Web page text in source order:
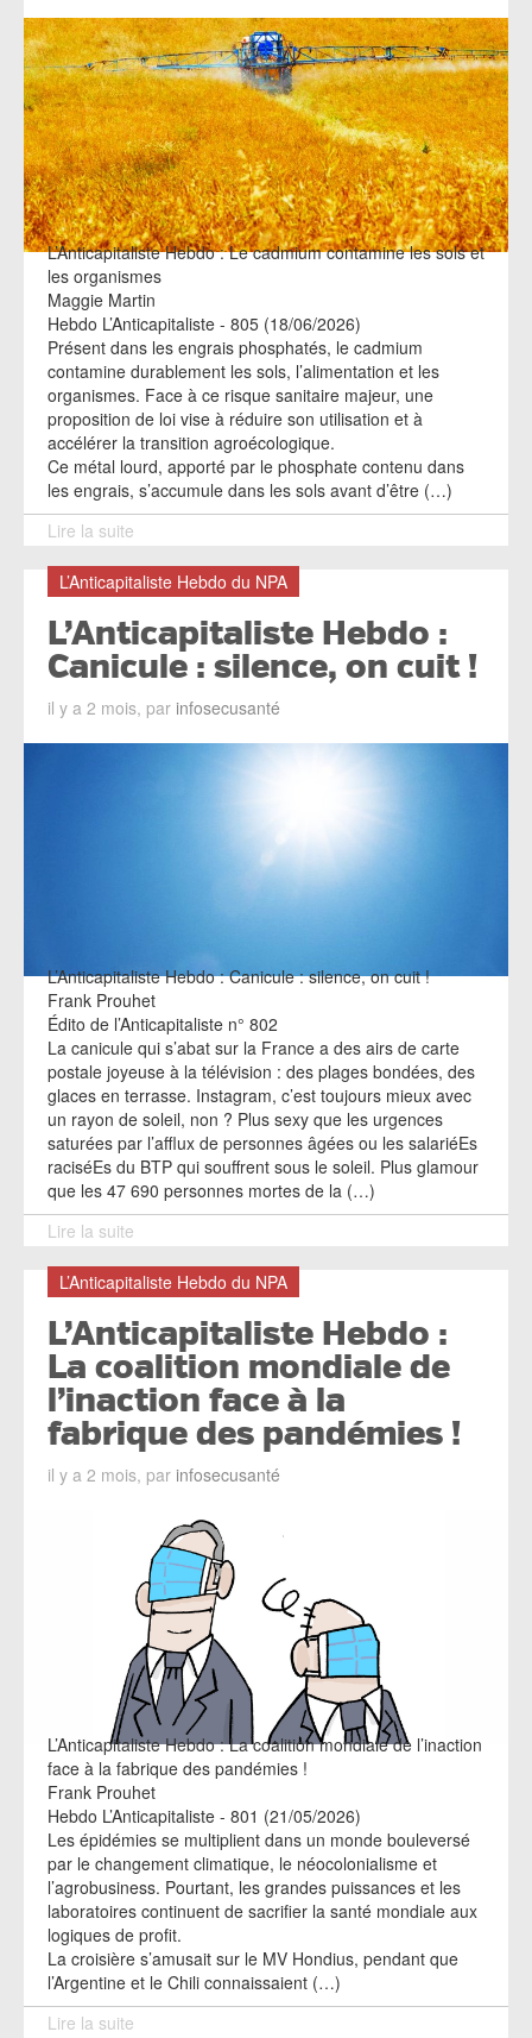
L’Anticapitaliste Hebdo : Le cadmium contamine les sols et
les organismes
Maggie Martin
Hebdo L’Anticapitaliste - 805 (18/06/2026)
Présent dans les engrais phosphatés, le cadmium
contamine durablement les sols, l’alimentation et les
organismes. Face à ce risque sanitaire majeur, une
proposition de loi vise à réduire son utilisation et à
accélérer la transition agroécologique.
Ce métal lourd, apporté par le phosphate contenu dans
les engrais, s’accumule dans les sols avant d’être (…)
Lire la suite
L’Anticapitaliste Hebdo du NPA
L’Anticapitaliste Hebdo :
Canicule : silence, on cuit !
il y a 2 mois, par infosecusanté
L’Anticapitaliste Hebdo : Canicule : silence, on cuit !
Frank Prouhet
Édito de l’Anticapitaliste n° 802
La canicule qui s’abat sur la France a des airs de carte
postale joyeuse à la télévision : des plages bondées, des
glaces en terrasse. Instagram, c’est toujours mieux avec
un rayon de soleil, non ? Plus sexy que les urgences
saturées par l’afflux de personnes âgées ou les salariéEs
raciséEs du BTP qui souffrent sous le soleil. Plus glamour
que les 47 690 personnes mortes de la (…)
Lire la suite
L’Anticapitaliste Hebdo du NPA
L’Anticapitaliste Hebdo :
La coalition mondiale de
l’inaction face à la
fabrique des pandémies !
il y a 2 mois, par infosecusanté
L’Anticapitaliste Hebdo : La coalition mondiale de l’inaction
face à la fabrique des pandémies !
Frank Prouhet
Hebdo L’Anticapitaliste - 801 (21/05/2026)
Les épidémies se multiplient dans un monde bouleversé
par le changement climatique, le néocolonialisme et
l’agrobusiness. Pourtant, les grandes puissances et les
laboratoires continuent de sacrifier la santé mondiale aux
logiques de profit.
La croisière s’amusait sur le MV Hondius, pendant que
l’Argentine et le Chili connaissaient (…)
Lire la suite